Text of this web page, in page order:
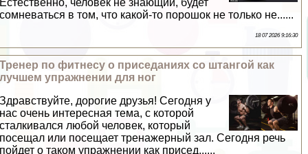
Естественно, человек не знающий, будет
сомневаться в том, что какой-то порошок не только не......
18 07 2026 9:16:30
Тренер по фитнесу о приседаниях со штангой как
лучшем упражнении для ног
Здравствуйте, дорогие друзья! Сегодня у
нас очень интересная тема, с которой
сталкивался любой человек, который
посещал или посещает тренажерный зал. Сегодня речь
пойдет о таком упражнении как присед......